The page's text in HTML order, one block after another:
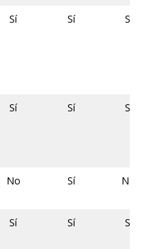
Sí Sí Sí
Sí Sí Sí
No Sí No
Sí Sí Sí